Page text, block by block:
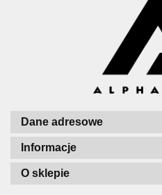
Dane adresowe
Informacje
O sklepie